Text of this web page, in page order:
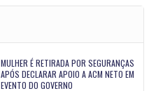
MULHER É RETIRADA POR SEGURANÇAS
APÓS DECLARAR APOIO A ACM NETO EM
EVENTO DO GOVERNO